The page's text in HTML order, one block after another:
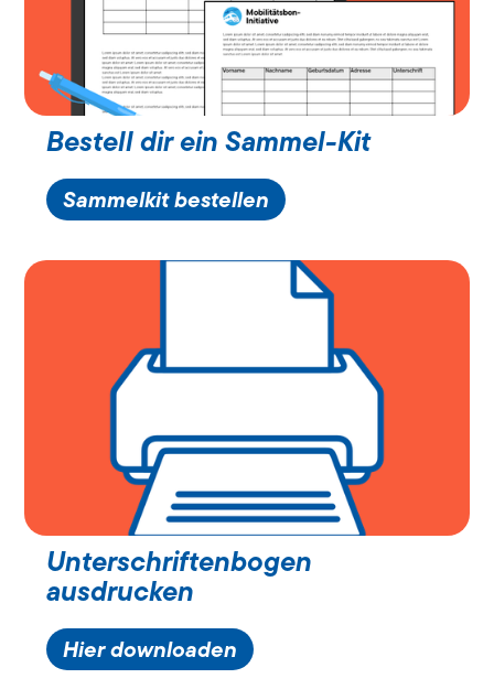
Bestell dir ein Sammel-Kit
Sammelkit bestellen
Unterschriftenbogen
ausdrucken
Hier downloaden